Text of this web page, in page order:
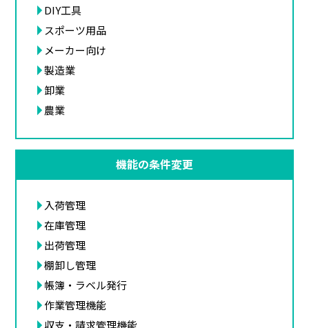
DIY工具
スポーツ用品
メーカー向け
製造業
卸業
農業
機能の条件変更
入荷管理
在庫管理
出荷管理
棚卸し管理
帳簿・ラベル発行
作業管理機能
収支・請求管理機能